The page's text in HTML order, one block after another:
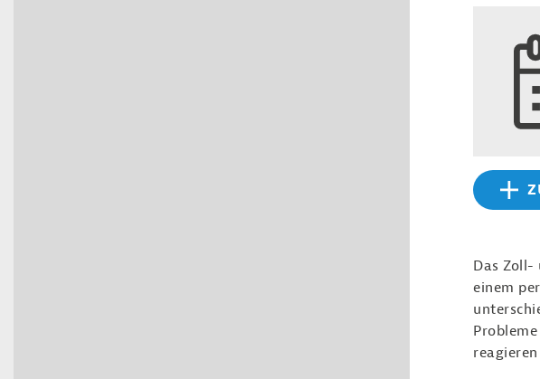
Das Zoll-
einem